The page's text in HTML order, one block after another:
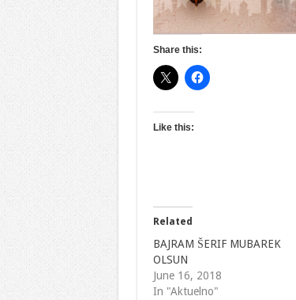
Share this:
Like this:
Related
BAJRAM ŠERIF MUBAREK
OLSUN
June 16, 2018
In "Aktuelno"